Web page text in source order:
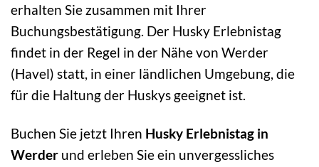
erhalten Sie zusammen mit Ihrer
Buchungsbestätigung. Der Husky Erlebnistag
findet in der Regel in der Nähe von Werder
(Havel) statt, in einer ländlichen Umgebung, die
für die Haltung der Huskys geeignet ist.
Buchen Sie jetzt Ihren Husky Erlebnistag in
Werder und erleben Sie ein unvergessliches